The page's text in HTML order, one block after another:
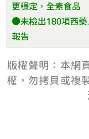
更穩定，全素食品
●未檢出180項西藥
報告
版權聲明：本網
權，勿拷貝或複